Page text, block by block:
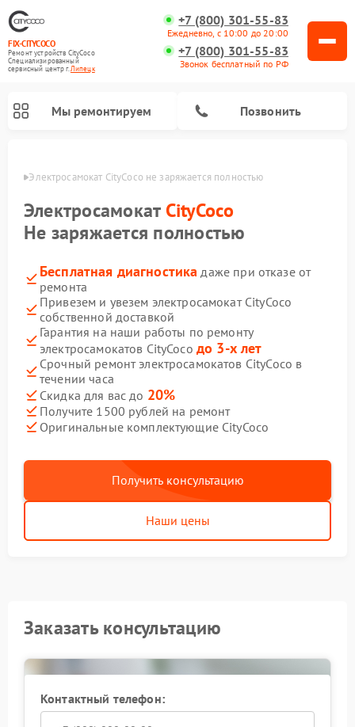
FIX-CITYCOCO
Ремонт устройств CityCoco
Специализированный
cервисный центр г.Липецк
+7 (800) 301-55-83
Ежедневно, с 10:00 до 20:00
+7 (800) 301-55-83
Звонок бесплатный по РФ
Мы ремонтируем Позвонить
Электросамокат CityCoco не заряжается полностью
Электросамокат CityCoco
Не заряжается полностью
Бесплатная диагностика даже при отказе от
ремонта
Привезем и увезем электросамокат CityCoco
собственной доставкой
Гарантия на наши работы по ремонту
электросамокатов CityCoco до 3-х лет
Срочный ремонт электросамокатов CityCoco в
течении часа
Скидка для вас до 20%
Получите 1500 рублей на ремонт
Оригинальные комплектующие CityCoco
Получить консультацию
Наши цены
Заказать консультацию
Контактный телефон: